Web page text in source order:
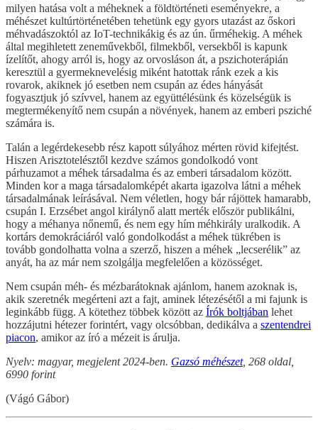
milyen hatása volt a méheknek a földtörténeti eseményekre, a
méhészet kultúrtörténetében tehetünk egy gyors utazást az őskori
méhvadászoktól az IoT-technikákig és az ún. űrméhekig. A méhek
által megihletett zeneművekből, filmekből, versekből is kapunk
ízelítőt, ahogy arról is, hogy az orvosláson át, a pszichoterápián
keresztül a gyermeknevelésig miként hatottak ránk ezek a kis
rovarok, akiknek jó esetben nem csupán az édes hányását
fogyasztjuk jó szívvel, hanem az együttélésünk és közelségük is
megtermékenyítő nem csupán a növények, hanem az emberi psziché
számára is.
Talán a legérdekesebb rész kapott súlyához mérten rövid kifejtést.
Hiszen Arisztotelésztől kezdve számos gondolkodó vont
párhuzamot a méhek társadalma és az emberi társadalom között.
Minden kor a maga társadalomképét akarta igazolva látni a méhek
társadalmának leírásával. Nem véletlen, hogy bár rájöttek hamarabb,
csupán I. Erzsébet angol királynő alatt merték először publikálni,
hogy a méhanya nőnemű, és nem egy hím méhkirály uralkodik. A
kortárs demokráciáról való gondolkodást a méhek tükrében is
tovább gondolhatta volna a szerző, hiszen a méhek „lecserélik” az
anyát, ha az már nem szolgálja megfelelően a közösséget.
Nem csupán méh- és mézbarátoknak ajánlom, hanem azoknak is,
akik szeretnék megérteni azt a fajt, aminek létezésétől a mi fajunk is
leginkább függ. A kötethez többek között az Írók boltjában lehet
hozzájutni hétezer forintért, vagy olcsóbban, dedikálva a szentendrei
piacon, amikor az író a mézeit is árulja.
Nyelv: magyar, megjelent 2024-ben. Gazsó méhészet, 268 oldal,
6990 forint
(Vágó Gábor)